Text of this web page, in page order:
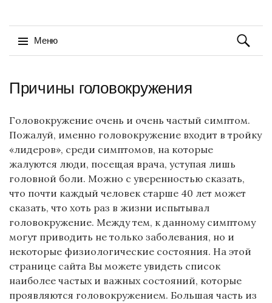
Меню
к
содержимому
Найти:
Причины головокружения
Головокружение очень и очень частый симптом.
Пожалуй, именно головокружение входит в тройку
«лидеров», среди симптомов, на которые
жалуются люди, посещая врача, уступая лишь
головной боли. Можно с уверенностью сказать,
что почти каждый человек старше 40 лет может
сказать, что хоть раз в жизни испытывал
головокружение. Между тем, к данному симптому
могут приводить не только заболевания, но и
некоторые физиологические состояния. На этой
странице сайта Вы можете увидеть список
наиболее частых и важных состояний, которые
проявляются головокружением. Большая часть из